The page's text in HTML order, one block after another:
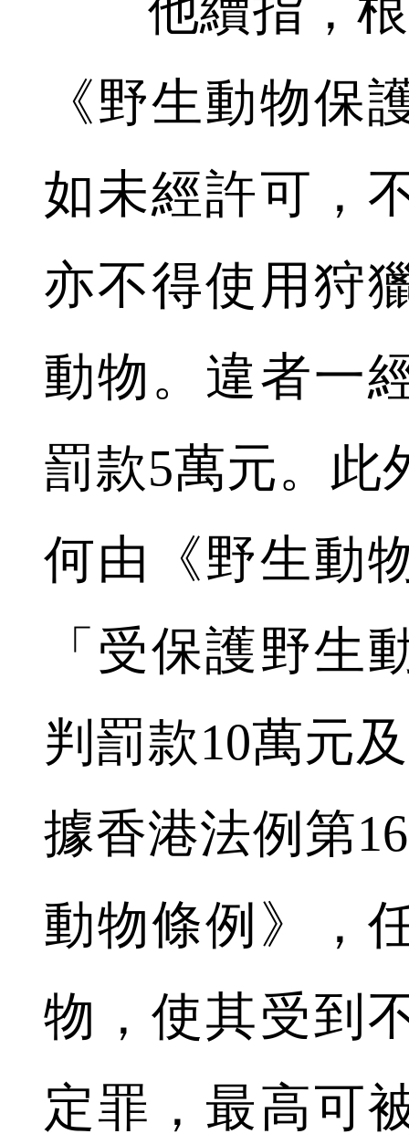
《野生動物保
如未經許可，
亦不得使用狩
動物。違者一
罰款5萬元。此
何由《野生動
「受保護野生
判罰款10萬元
據香港法例第
動物條例》，
物，使其受到
定罪，最高可